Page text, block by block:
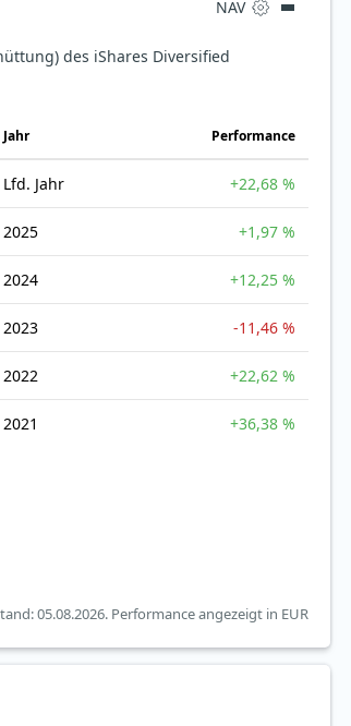
NAV
des iShares Diversified
Jahr Perfor­mance
Lfd. Jahr +22,68 %
2025 +1,97 %
2024 +12,25 %
2023 -11,46 %
2022 +22,62 %
2021 +36,38 %
05.08.2026. Performance angezeigt in EUR